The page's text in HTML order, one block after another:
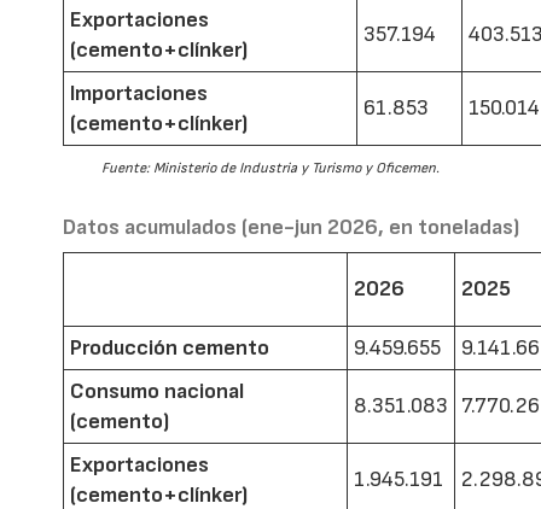
Exportaciones
(cemento+clínker)
357.194
Importaciones
(cemento+clínker)
61.853 150.014
Fuente: Ministerio de Industria y Turismo y Oficemen.
Datos acumulados (ene-jun 2026, en toneladas)
2026 2025
Producción cemento 9.459.655
Consumo nacional
(cemento)
8.351.083
Exportaciones
(cemento+clínker)
1.945.191